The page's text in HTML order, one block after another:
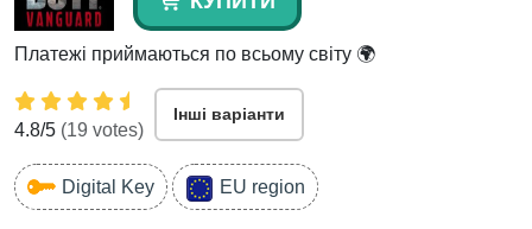
Платежі приймаються по всьому світу 🌍
4.8/5 (19 votes)
Інші варіанти
Digital Key EU region